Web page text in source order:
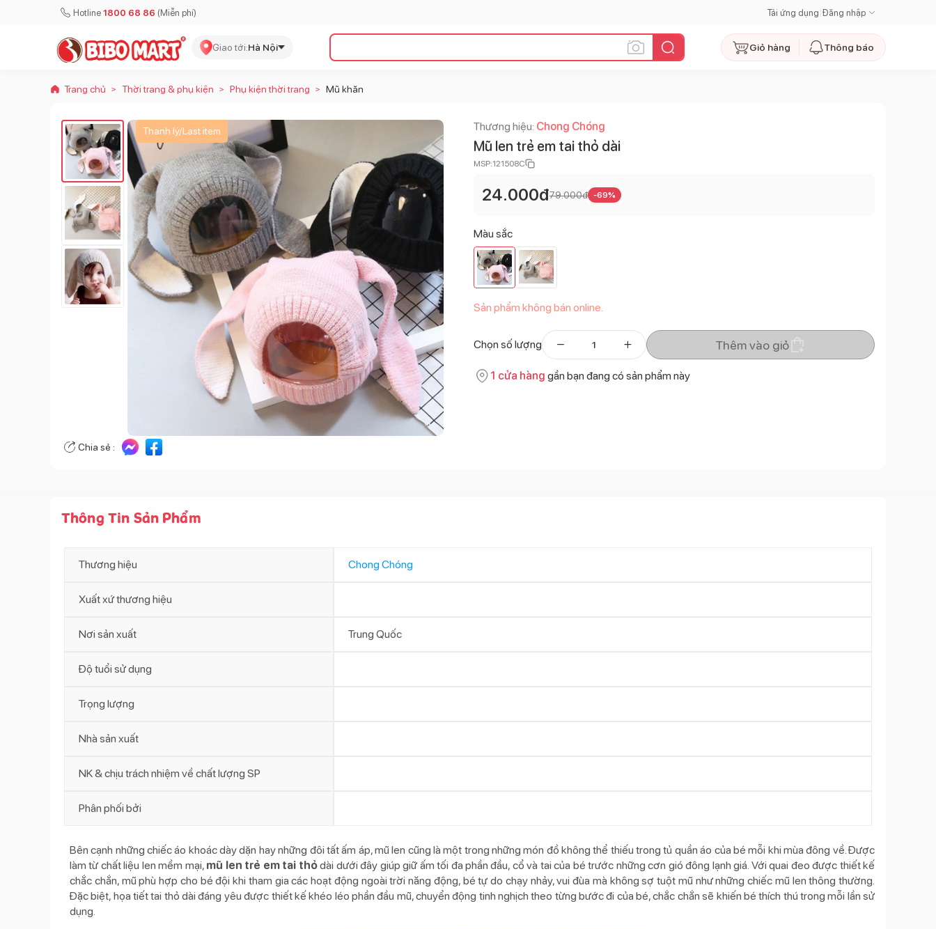
Hotline 1800 68 86 (Miễn phí) Tải ứng dụng Đăng nhập
Giao tới:Hà Nội Giỏ hàng Thông báo
Trang chủ > Thời trang & phụ kiện > Phụ kiện thời trang > Mũ khăn
Chia sẻ :
Thanh lý/Last item Thương hiệu: Chong Chóng
Mũ len trẻ em tai thỏ dài
MSP:121508C
24.000đ79.000đ -69%
Màu sắc
Sản phẩm không bán online.
Chọn số lượng Thêm vào giỏ
1 cửa hàng gần bạn đang có sản phẩm này
Thông Tin Sản Phẩm
Thương hiệu Chong Chóng
Xuất xứ thương hiệu
Nơi sản xuất Trung Quốc
Độ tuổi sử dụng
Trọng lượng
Nhà sản xuất
NK & chịu trách nhiệm về chất lượng SP
Phân phối bởi
Bên cạnh những chiếc áo khoác dày dặn hay những đôi tất ấm áp, mũ len cũng là một trong những món đồ không thể thiếu trong tủ quần áo của bé mỗi khi mùa đông về. Được
làm từ chất liệu len mềm mại, mũ len trẻ em tai thỏdài dưới đây giúp giữ ấm tối đa phần đầu, cổ và tai của bé trước những cơn gió đông lạnh giá. Với quai đeo được thiết kế
chắc chắn, mũ phù hợp cho bé đội khi tham gia các hoạt động ngoài trời năng động, bé tự do chạy nhảy, vui đùa mà không sợ tuột mũ như những chiếc mũ len thông thường.
Đặc biệt, họa tiết tai thỏ dài đáng yêu được thiết kế khéo léo phần đầu mũ, chuyển động tinh nghịch theo từng bước đi của bé, chắc chắn sẽ khiến bé thích thú trong mỗi lần sử
dụng.